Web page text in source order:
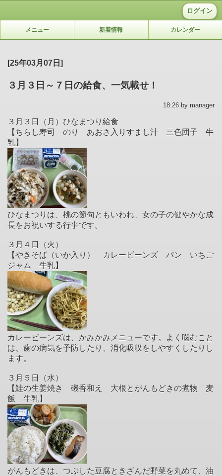
ログイン
メニュー 新着情報 カレンダー
[25年03月07日]
３月３日～７日の給食、一気載せ！
18:26 by manager
３月３日（月）ひなまつり給食
【ちらし寿司 のり あおさ入りすまし汁 三色団子 牛
乳】
ひなまつりは、桃の節句ともいわれ、女の子の健やかな成
長をお祝いする行事です。
３月４日（火）
【やきそば（いか入り） カレービーンズ パン いちご
ジャム 牛乳】
カレービーンズは、かみかみメニューです。よく噛むこと
は、歯の病気を予防したり、消化吸収をしやすくしたりし
ます。
３月５日（水）
【鮭の生姜焼き 磯香和え 大根とがんもどきの煮物 麦
飯 牛乳】
がんもどきは、つぶした豆腐ときざんだ野菜を丸めて、油